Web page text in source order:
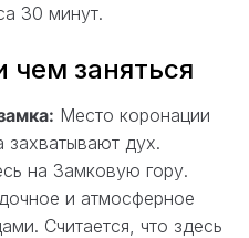
30 минут.
чем заняться
Место коронации
дух.
на Замковую гору.
и атмосферное
Считается, что здесь